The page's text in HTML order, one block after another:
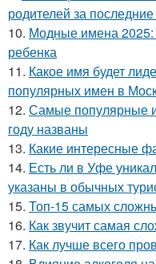
родителей за
10. Модные имена 2025:
ребенка
11. Какое имя будет
популярных имен в
12. Самые популярные
году названы
13. Какие интересные
14. Есть ли в Уфе
указаны в обычных
15. Топ-15 самых
16. Как звучит самая
17. Как лучше всего